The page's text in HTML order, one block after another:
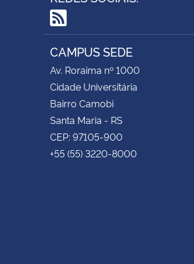
RSS
CAMPUS SEDE
Av. Roraima nº 1000
Cidade Universitária
Bairro Camobi
Santa Maria - RS
CEP: 97105-900
+55 (55) 3220-8000